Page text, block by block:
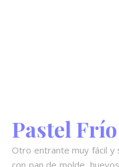
Pastel
Otro entrante muy fácil y
con pan de molde,